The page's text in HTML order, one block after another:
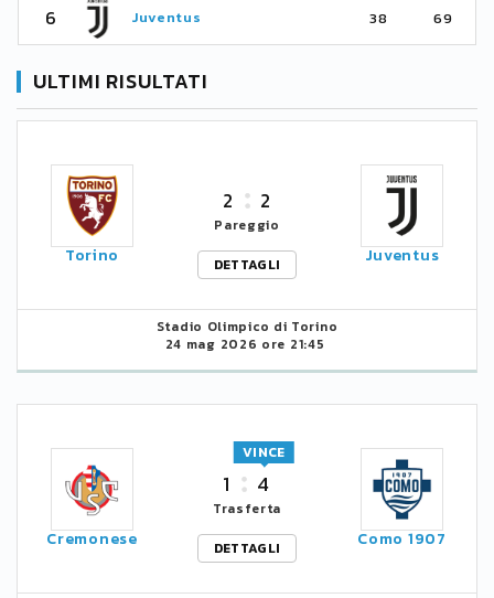
6 Juventus 38 69
ULTIMI RISULTATI
Torino
2 2
Pareggio
DETTAGLI
Juventus
Stadio Olimpico di Torino
24 mag 2026 ore 21:45
Cremonese
1 4
VINCE
Trasferta
DETTAGLI
Como 1907